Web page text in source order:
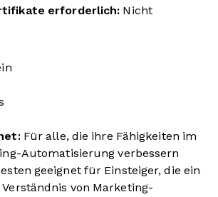
erforderlich: Nicht
Für alle, die ihre Fähigkeiten im
Automatisierung verbessern
geeignet für Einsteiger, die ein
von Marketing-